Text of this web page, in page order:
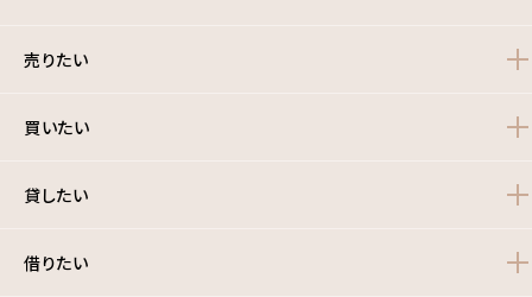
売りたい
買いたい
貸したい
借りたい